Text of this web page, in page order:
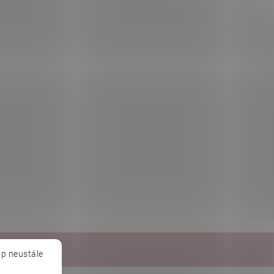
neustále